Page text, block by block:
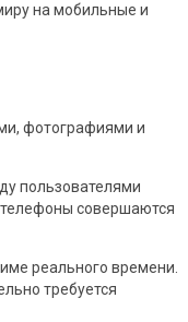
на мобильные и
фотографиями и
пользователями
совершаются
реального времени.
требуется